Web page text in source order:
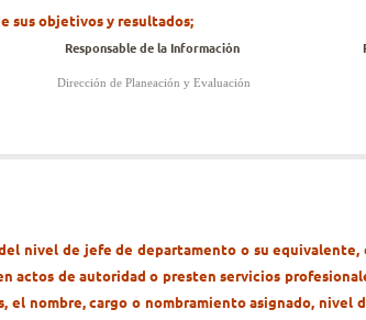
sus objetivos y resultados;
Responsable de la Información
Dirección de Planeación y Evaluación
nivel de jefe de departamento o su
actos de autoridad o presten servicios
el nombre, cargo o nombramiento asignado,